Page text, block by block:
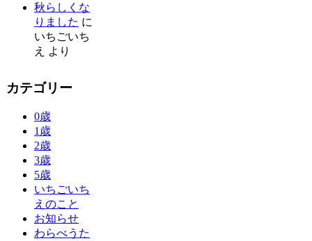
秋らしくな
りました に
いちごいち
え
より
カテゴリー
0歳
1歳
2歳
3歳
5歳
いちごいち
えのこと
お知らせ
わらべうた